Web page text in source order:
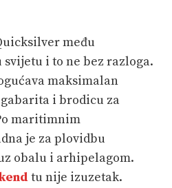
među
i to ne bez razloga.
maksimalan
i brodicu za
maritimnim
je za plovidbu
obalu i arhipelagom.
tu nije izuzetak.